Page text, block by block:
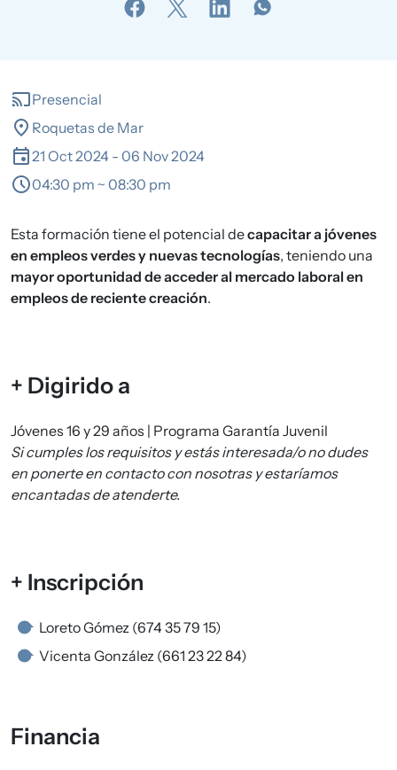
castPresencial
location_on Roquetas de Mar
event21 Oct 2024 - 06 Nov 2024
schedule04:30 pm ~ 08:30 pm
Esta formación tiene el potencial decapacitar a jóvenes
en empleos verdes y nuevas tecnologías, teniendo una
mayor oportunidad de acceder al mercado laboral en
empleos de reciente creación.
+ Digirido a
Jóvenes 16 y 29 años | Programa Garantía Juvenil
Si cumples los requisitos y estás interesada/o no dudes
en ponerte en contacto con nosotras y estaríamos
encantadas de atenderte.
+ Inscripción
Loreto Gómez (674 35 79 15)
Vicenta González (661 23 22 84)
Financia